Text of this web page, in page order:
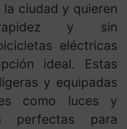
la ciudad y quieren
y sin
eléctricas
ideal. Estas
y equipadas
como luces y
perfectas para